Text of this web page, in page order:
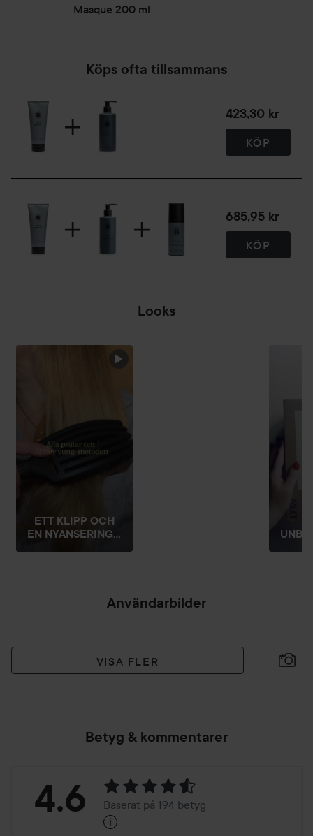
Masque 200 ml
Köps ofta tillsammans
423,30 kr
KÖP
685,95 kr
KÖP
Looks
HOPPA ÖVER SEKTIONEN
ETT KLIPP OCH
EN NYANSERING...
Användarbilder
VISA FLER
Betyg & kommentarer
Betyg:
4.6 Baserat på 194 betyg
i